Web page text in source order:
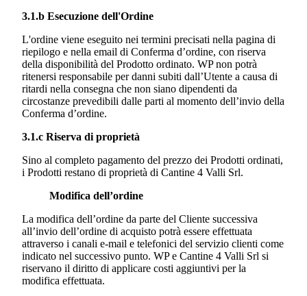
3.1.b Esecuzione dell'Ordine
L'ordine viene eseguito nei termini precisati nella pagina di
riepilogo e nella email di Conferma d’ordine, con riserva
della disponibilità del Prodotto ordinato. WP non potrà
ritenersi responsabile per danni subiti dall’Utente a causa di
ritardi nella consegna che non siano dipendenti da
circostanze prevedibili dalle parti al momento dell’invio della
Conferma d’ordine.
3.1.c Riserva di proprietà
Sino al completo pagamento del prezzo dei Prodotti ordinati,
i Prodotti restano di proprietà di Cantine 4 Valli Srl.
Modifica dell’ordine
La modifica dell’ordine da parte del Cliente successiva
all’invio dell’ordine di acquisto potrà essere effettuata
attraverso i canali e-mail e telefonici del servizio clienti come
indicato nel successivo punto. WP e Cantine 4 Valli Srl si
riservano il diritto di applicare costi aggiuntivi per la
modifica effettuata.